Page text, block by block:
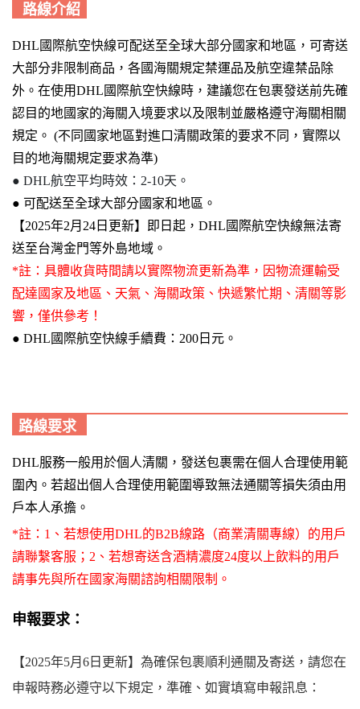
路線介紹
DHL國際航空快線可配送至全球大部分國家和地區 ， 可寄送
大部分非限制商品，各國海關規定禁運品及航空違禁品除
外。在使用DHL國際航空快線時，建議您在包裹發送前先確
認目的地國家的海關入境要求以及限制並嚴格遵守海關相關
規定。 (不同國家地區對進口清關政策的要求不同，實際以
目的地海關規定要求為準)
● DHL航空平均時效：2-10天。
● 可配送至全球大部分國家和地區 。
【2025年2月24日更新】即日起，DHL國際航空快線無法寄
送至台灣金門等外島地域。
*註： 具體收貨時間請以實際物流更新為準，因物流運輸受
配達國家及地區、天氣、海關政策、快遞繁忙期、清關等影
響，僅供參考！
● DHL國際航空快線手續費：200日元。
路線要求
DHL服務一般用於個人清關，發送包裹需在個人合理使用範
圍內。若超出個人合理使用範圍導致無法通關等損失須由用
戶本人承擔。
*註：1、若想使用DHL的B2B線路（商業清關專線）的用戶
請聯繫客服；2、若想寄送含酒精濃度24度以上飲料的用戶
請事先與所在國家海關諮詢相關限制。
申報要求：
【2025年5月6日更新】為確保包裹順利通關及寄送，請您在
申報時務必遵守以下規定，準確、如實填寫申報訊息：